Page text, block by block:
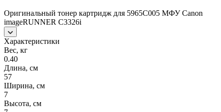
Оригинальный тонер картридж для 5965C005 МФУ Canon
imageRUNNER C3326i
Характеристики
Вес, кг
0.40
Длина, см
57
Ширина, см
7
Высота, см